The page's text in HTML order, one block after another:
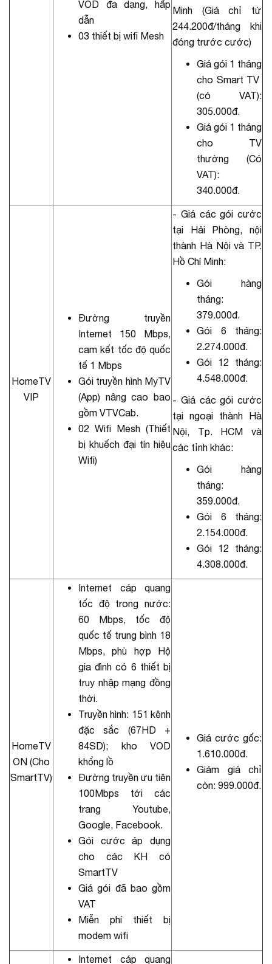
VOD đa dạng, hấp
dẫn
03 thiết bị wifi Mesh
Minh (Giá chỉ từ
244.200đ/tháng khi
đóng trước cước)
Giá gói 1 tháng
cho Smart TV
(có VAT):
305.000đ.
Giá gói 1 tháng
cho TV
thường (Có
VAT):
340.000đ.
HomeTV
VIP
Đường truyền
Internet 150 Mbps,
cam kết tốc độ quốc
tế 1 Mbps
Gói truyền hình MyTV
(App) nâng cao bao
gồm VTVCab.
02 Wifi Mesh (Thiết
bị khuếch đại tín hiệu
Wifi)
- Giá các gói cước
tại Hải Phòng, nội
thành Hà Nội và TP.
Hồ Chí Minh:
Gói hàng
tháng:
379.000đ.
Gói 6 tháng:
2.274.000đ.
Gói 12 tháng:
4.548.000đ.
- Giá các gói cước
tại ngoại thành Hà
Nội, Tp. HCM và
các tỉnh khác:
Gói hàng
tháng:
359.000đ.
Gói 6 tháng:
2.154.000đ.
Gói 12 tháng:
4.308.000đ.
HomeTV
ON (Cho
SmartTV)
Internet cáp quang
tốc độ trong nước:
60 Mbps, tốc độ
quốc tế trung bình 18
Mbps, phù hợp Hộ
gia đình có 6 thiết bị
truy nhập mạng đồng
thời.
Truyền hình: 151 kênh
đặc sắc (67HD +
84SD); kho VOD
khổng lồ
Đường truyền ưu tiên
100Mbps tới các
trang Youtube,
Google, Facebook.
Gói cước áp dụng
cho các KH có
SmartTV
Giá gói đã bao gồm
VAT
Miễn phí thiết bị
modem wifi
Giá cước gốc:
1.610.000đ.
Giảm giá chỉ
còn: 999.000đ.
Internet cáp quang